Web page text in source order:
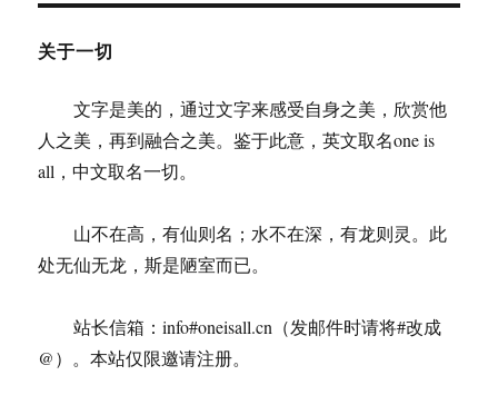
关于一切
文字是美的，通过文字来感受自身之美，欣赏他
人之美，再到融合之美。鉴于此意，英文取名one is
all，中文取名一切。
山不在高，有仙则名；水不在深，有龙则灵。此
处无仙无龙，斯是陋室而已。
站长信箱：info#oneisall.cn（发邮件时请将#改成
@）。本站仅限邀请注册。